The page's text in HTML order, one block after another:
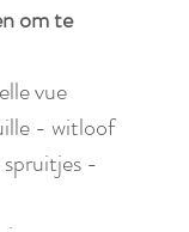
om te
vue
- witloof
-